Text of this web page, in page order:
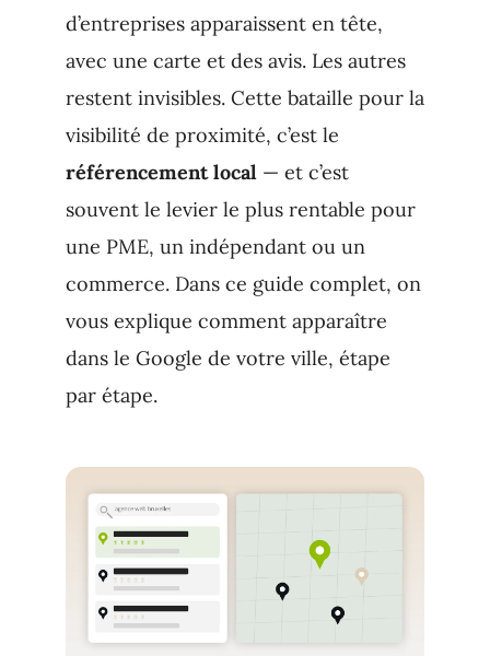
d’entreprises apparaissent en tête,
avec une carte et des avis. Les autres
restent invisibles. Cette bataille pour la
visibilité de proximité, c’est le
référencement local— et c’est
souvent le levier le plus rentable pour
une PME, un indépendant ou un
commerce. Dans ce guide complet, on
vous explique comment apparaître
dans le Google de votre ville, étape
par étape.